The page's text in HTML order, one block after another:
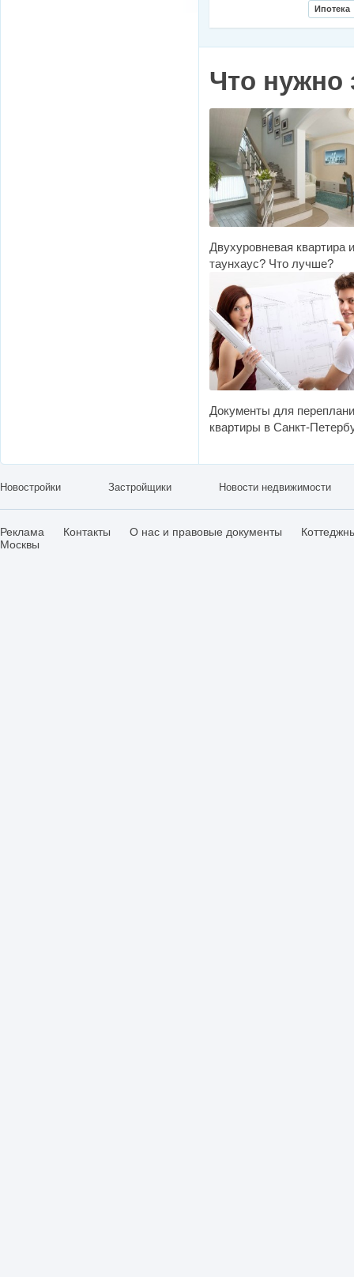
Ипотека
Что нужно
Двухуровневая квартира
таунхаус? Что лучше?
Документы для
квартиры в Санкт-
Новостройки Застройщики Новости недвижимости
Реклама Контакты О нас и правовые документы
Москвы